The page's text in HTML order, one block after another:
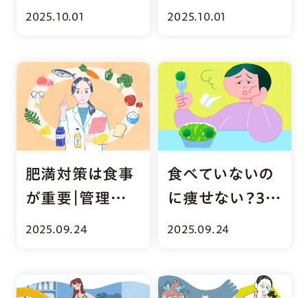
2025.10.01
る？効果的な方
2025.10.01
け方や病気のリ
2025.09.24
肥満対策は食事
が重要｜管理栄
養士が栄養素の
2025.09.24
食べていないの
に痩せない？30
代・40代からの